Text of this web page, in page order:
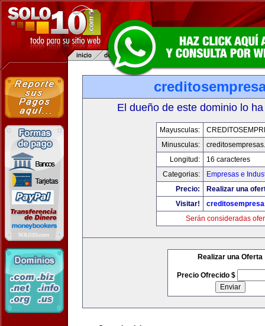
El dueño de este dominio lo
Mayusculas:
Minusculas:
Longitud:
16 caracteres
Categorias:
Empresas e
Precio:
Realizar una
Visitar!
Serán consideradas
Realizar una Oferta
Precio Ofrecido $